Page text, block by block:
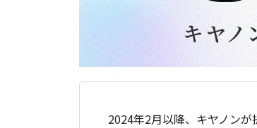
2024年2月以降、キヤノン